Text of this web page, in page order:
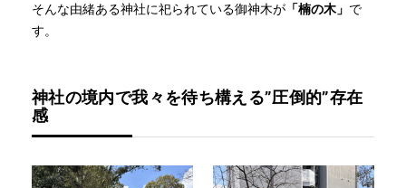
そんな由緒ある神社に祀られている御神木が 「楠の木」 で
す。
神社の境内で我々を待ち構える”圧倒的”存在
感